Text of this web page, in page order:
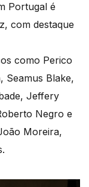
Portugal é
com destaque
como Perico
Seamus Blake,
Jeffery
Negro e
Moreira,